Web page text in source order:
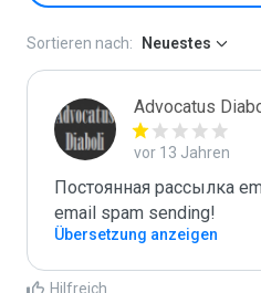
Sortieren nach: Neuestes
Advocatus
vor 13 Jahren
Постоянная рассылка
email spam sending!
Übersetzung anzeigen
Hilfreich